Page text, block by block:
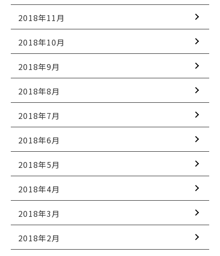
2018年11月
2018年10月
2018年9月
2018年8月
2018年7月
2018年6月
2018年5月
2018年4月
2018年3月
2018年2月